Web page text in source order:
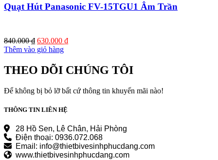
Quạt Hút Panasonic FV-15TGU1 Âm Trần
840.000₫ Giá
gốc
840.000 ₫.
630.000 ₫Giá
là:
630.000 ₫.
Thêm vào giỏ hàng
THEO DÕI CHÚNG TÔI
Để không bị bỏ lỡ bất cứ thông tin khuyến mãi nào!
THÔNG TIN LIÊN HỆ
28 Hồ Sen, Lê Chân, Hải Phòng
Điện thoại: 0936.072.068
Email: info@thietbivesinhphucdang.com
www.thietbivesinhphucdang.com